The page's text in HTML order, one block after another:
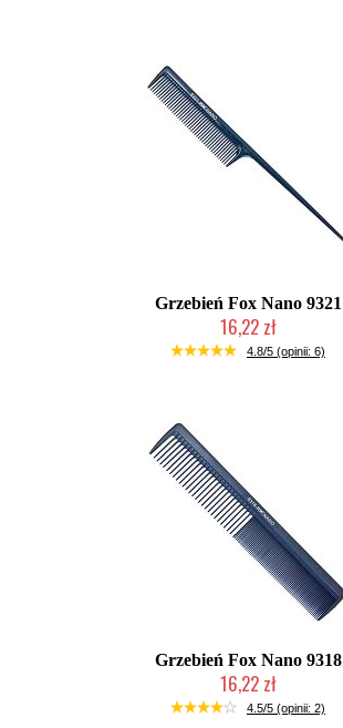
Grzebień Fox Nano 9321
16,22 zł
Duża ilość (wysyłka w 24h)
4.8/5 (opinii: 6)
Grzebień Fox Nano 9318
16,22 zł
Duża ilość (wysyłka w 24h)
4.5/5 (opinii: 2)